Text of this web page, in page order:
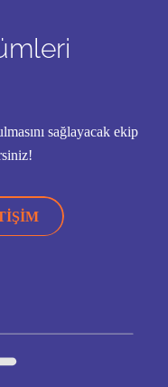
sağlayacak ekip